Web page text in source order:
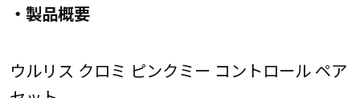
・製品概要
ウルリス クロミ ピンクミー コントロール ペア